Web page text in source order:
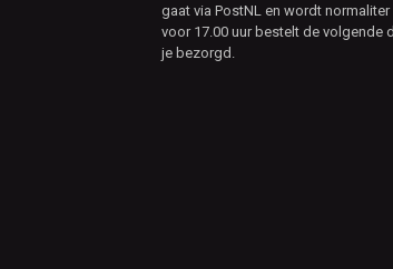
gaat via PostNL en wordt normaliter
voor 17.00 uur bestelt de volgende
je bezorgd.